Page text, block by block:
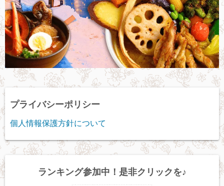
プライバシーポリシー
個人情報保護方針について
ランキング参加中！是非クリックを♪